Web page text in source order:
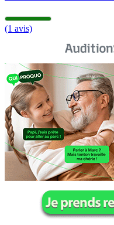
(1 avis)